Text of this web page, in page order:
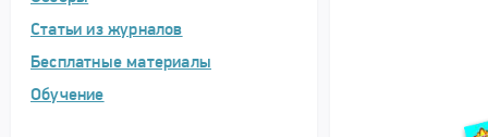
Статьи из журналов
Бесплатные материалы
Обучение